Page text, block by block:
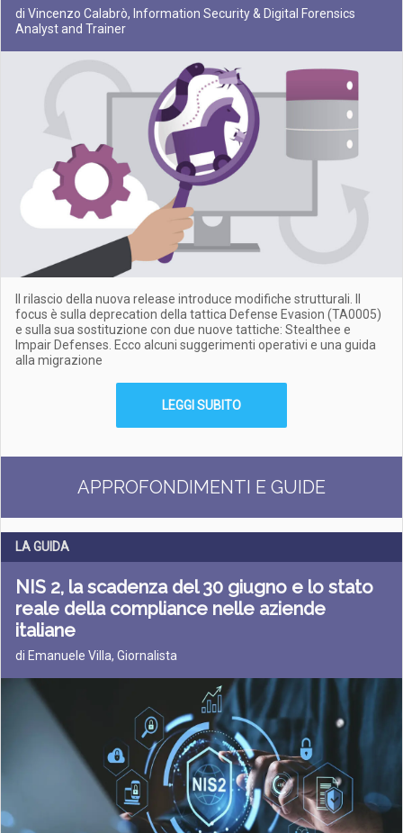
di Vincenzo Calabrò, Information Security & Digital Forensics
Analyst and Trainer
Il rilascio della nuova release introduce modifiche strutturali. Il
focus è sulla deprecation della tattica Defense Evasion (TA0005)
e sulla sua sostituzione con due nuove tattiche: Stealthee e
Impair Defenses. Ecco alcuni suggerimenti operativi e una guida
alla migrazione
LEGGI SUBITO
APPROFONDIMENTI E GUIDE
LA GUIDA
NIS 2, la scadenza del 30 giugno e lo stato
reale della compliance nelle aziende
italiane
di Emanuele Villa, Giornalista